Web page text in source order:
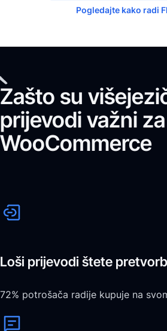
Pogledajte kako radi
Zašto su
prijevodi važni za
WooCommerce
Loši prijevodi štete
72% potrošača radije kupuje na